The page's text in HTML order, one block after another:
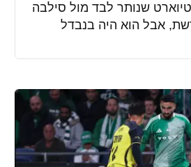
שנותר לבד מול סילבה
אבל הוא היה בנבדל